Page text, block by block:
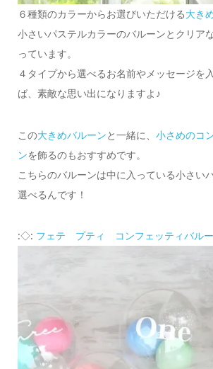
６種類のカラーからお選びいただける大き
小さいパステルカラーのバルーンとクリア
っています。
４タイプから選べるお名前やメッセージを
ば、素敵な思い出になりますよ♪
この大きめバルーンと一緒に、 小さめのコ
ンを飾るのもおすすめです。
こちらのバルーンは中に入っている小さい
選べるんです！
:◇: フェテ プティ コンフェッティバル